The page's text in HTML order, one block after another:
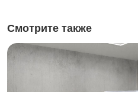
Бортовой компьютер
Кожаный руль
Колеса из легкого сплава
Комплект громкой связи
Смотрите также